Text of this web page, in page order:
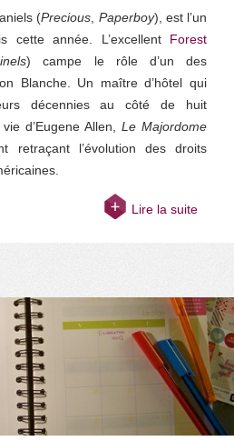
(Precious Paperboy), est l’un
cette année. L’excellent Forest
) campe le rôle d’un des
Blanche. Un maître d’hôtel qui
décennies au côté de huit
d’Eugene Allen, Le Majordome
retraçant l’évolution des droits
Lire la suite